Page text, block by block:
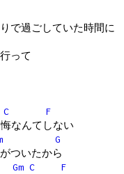
で過ごしていた時間に
って
C
F
なんてしない
G
ついたから
Gm C
F